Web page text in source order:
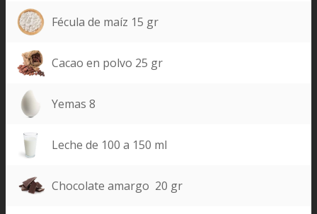
Fécula de maíz 15 gr
Cacao en polvo 25 gr
Yemas 8
Leche de 100 a 150 ml
Chocolate amargo 20 gr